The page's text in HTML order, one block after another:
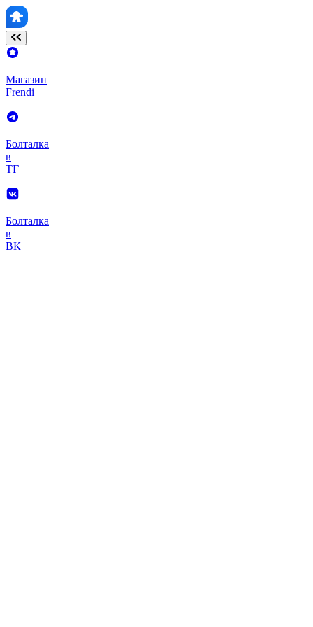
Магазин
Frendi
Болталка
в
ТГ
Болталка
в
ВК